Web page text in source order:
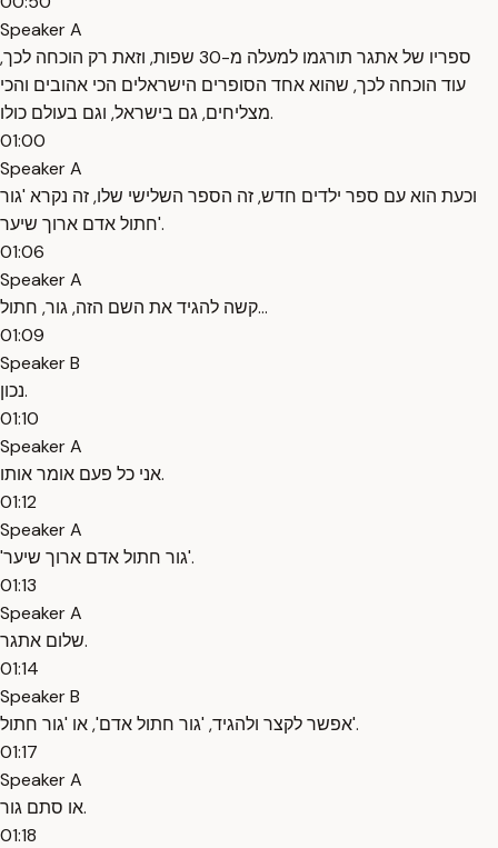
Speaker A
ספריו של אתגר תורגמו למעלה מ-30 שפות, וזאת רק הוכחה לכך,
עוד הוכחה לכך, שהוא אחד הסופרים הישראלים הכי אהובים והכי
מצליחים, גם בישראל, וגם בעולם כולו.
01:00
Speaker A
וכעת הוא עם ספר ילדים חדש, זה הספר השלישי שלו, זה נקרא 'גור
חתול אדם ארוך שיער'.
01:06
Speaker A
קשה להגיד את השם הזה, גור, חתול...
01:09
Speaker B
נכון.
01:10
Speaker A
אני כל פעם אומר אותו.
01:12
Speaker A
'גור חתול אדם ארוך שיער'.
01:13
Speaker A
שלום אתגר.
01:14
Speaker B
אפשר לקצר ולהגיד, 'גור חתול אדם', או 'גור חתול'.
01:17
Speaker A
או סתם גור.
01:18